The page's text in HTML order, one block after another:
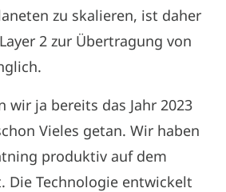
zu skalieren, ist daher
2 zur Übertragung von
wir ja bereits das Jahr 2023
Vieles getan. Wir haben
produktiv auf dem
Die Technologie entwickelt